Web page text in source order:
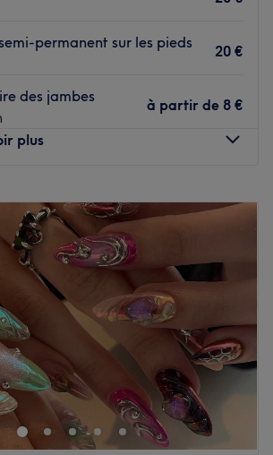
permanent sur les pieds
20 €
des jambes
à partir de 8 €
plus
10:00–19:00
10:00–
10:00
Beauté, votre destination
une expérience de coiffure et de
arrondissement de Marseille.
complète de soins esthétiques et
vous offrir une évasion totale du